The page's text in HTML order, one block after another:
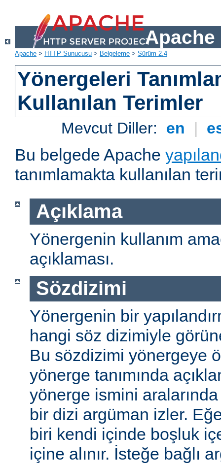
Apache
Apache > HTTP Sunucusu > Belgeleme > Sürüm 2.4
Yönergeleri
Kullanılan Terimler
Mevcut Diller: en |
Bu belgede Apache
tanımlamakta kullanılan
Açıklama
Yönergenin kullanım
açıklaması.
Sözdizimi
Yönergenin bir
hangi söz dizimiyle
Bu sözdizimi yönergeye
yönerge tanımında
yönerge ismini aralarında
bir dizi argüman izler.
biri kendi içinde boşluk
içine alınır. İsteğe bağlı